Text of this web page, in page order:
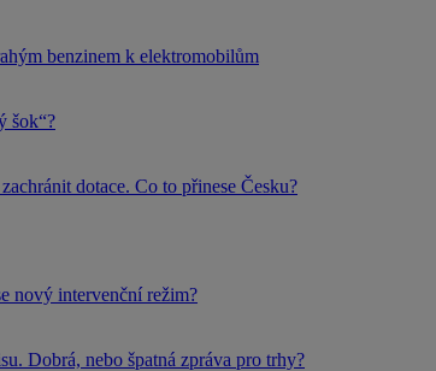
benzinem k elektromobilům
šok“?
dotace. Co to přinese Česku?
nový intervenční režim?
Dobrá, nebo špatná zpráva pro trhy?